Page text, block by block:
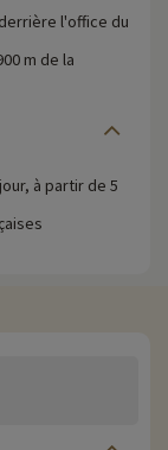
derrière l'office du
m de la
à partir de 5